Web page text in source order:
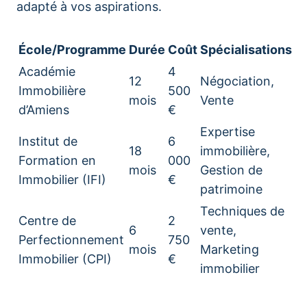
adapté à vos aspirations.
École/Programme Durée CoûtSpécialisations
Académie
Immobilière
d’Amiens
12
mois
4
500
€
Négociation,
Vente
Institut de
Formation en
Immobilier (IFI)
18
mois
6
000
€
Expertise
immobilière,
Gestion de
patrimoine
Centre de
Perfectionnement
Immobilier (CPI)
6
mois
2
750
€
Techniques de
vente,
Marketing
immobilier